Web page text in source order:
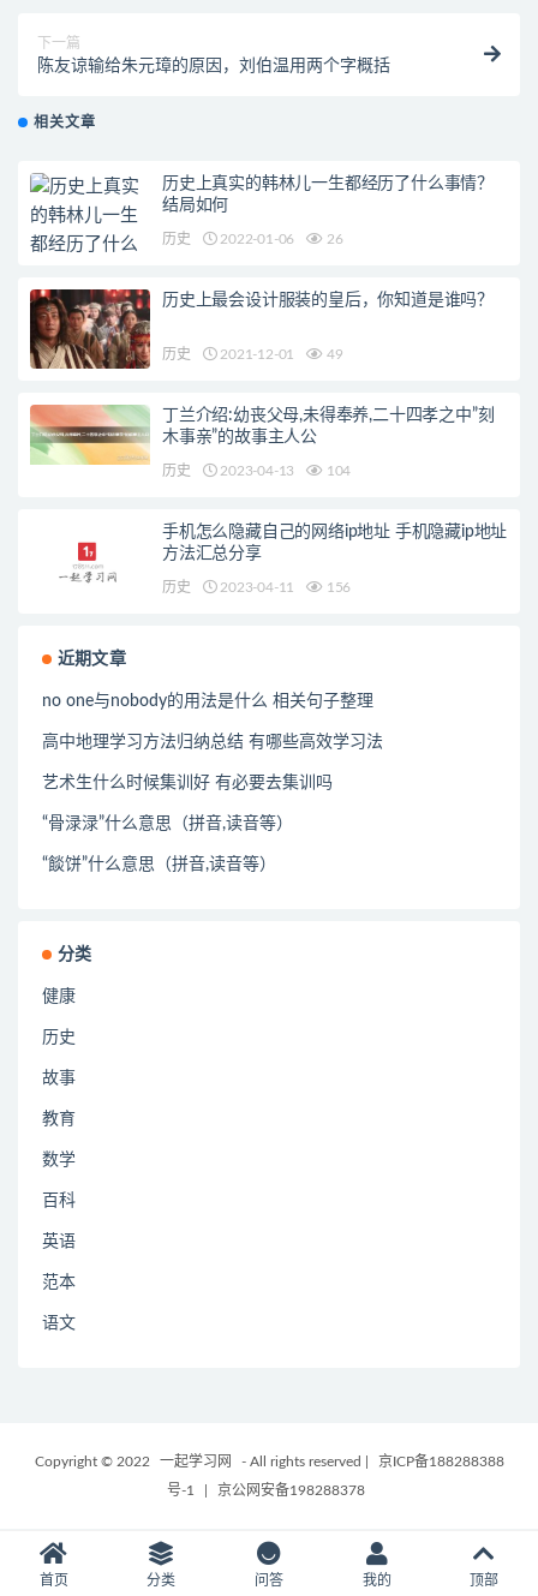
下一篇
陈友谅输给朱元璋的原因，刘伯温用两个字概括
相关文章
历史上真实的韩林儿一生都经历了什么事情？
结局如何
历史 2022-01-06 26
历史上最会设计服装的皇后，你知道是谁吗？
历史 2021-12-01 49
丁兰介绍:幼丧父母,未得奉养,二十四孝之中”刻
木事亲”的故事主人公
历史 2023-04-13 104
手机怎么隐藏自己的网络ip地址 手机隐藏ip地址
方法汇总分享
历史 2023-04-11 156
近期文章
no one与nobody的用法是什么 相关句子整理
高中地理学习方法归纳总结 有哪些高效学习法
艺术生什么时候集训好 有必要去集训吗
“骨渌渌”什么意思（拼音,读音等）
“餤饼”什么意思（拼音,读音等）
分类
健康
历史
故事
教育
数学
百科
英语
范本
语文
Copyright © 2022 一起学习网 - All rights reserved
京ICP备188288388
号-1
京公网安备198288378
首页 分类 问答 我的 顶部